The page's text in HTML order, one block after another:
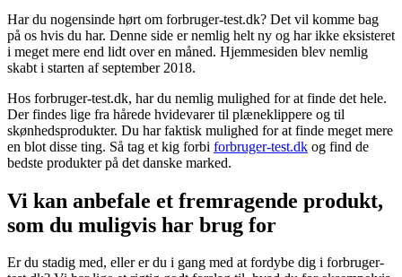
Har du nogensinde hørt om forbruger-test.dk? Det vil komme bag
på os hvis du har. Denne side er nemlig helt ny og har ikke eksisteret
i meget mere end lidt over en måned. Hjemmesiden blev nemlig
skabt i starten af september 2018.
Hos forbruger-test.dk, har du nemlig mulighed for at finde det hele.
Der findes lige fra hårede hvidevarer til plæneklippere og til
skønhedsprodukter. Du har faktisk mulighed for at finde meget mere
en blot disse ting. Så tag et kig forbi forbruger-test.dk og find de
bedste produkter på det danske marked.
Vi kan anbefale et fremragende produkt,
som du muligvis har brug for
Er du stadig med, eller er du i gang med at fordybe dig i forbruger-